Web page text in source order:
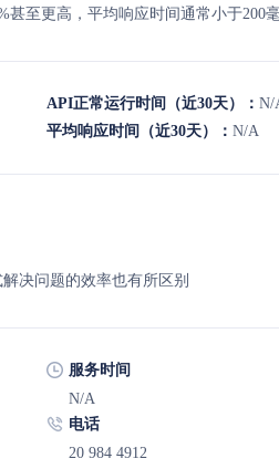
甚至更高，平均响应时间通常小于200
API正常运行时间（近30天）： N/
平均响应时间（近30天）： N/A
决问题的效率也有所区别
服务时间
N/A
电话
20 984 4912